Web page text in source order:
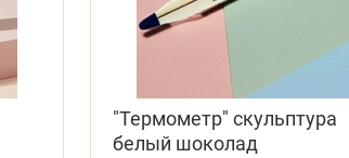
"Термометр" скульптура
белый шоколад